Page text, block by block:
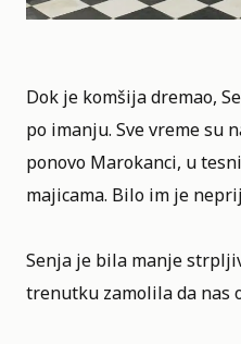
Dok je komšija dremao,
po imanju. Sve vreme su
ponovo Marokanci, u
majicama. Bilo im je
Senja je bila manje
trenutku zamolila da nas